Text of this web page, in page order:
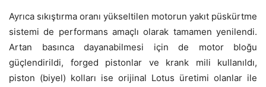
Ayrıca sıkıştırma oranı yükseltilen motorun yakıt püskürtme
sistemi de performans amaçlı olarak tamamen yenilendi.
Artan basınca dayanabilmesi için de motor bloğu
güçlendirildi, forged pistonlar ve krank mili kullanıldı,
piston (biyel) kolları ise orijinal Lotus üretimi olanlar ile